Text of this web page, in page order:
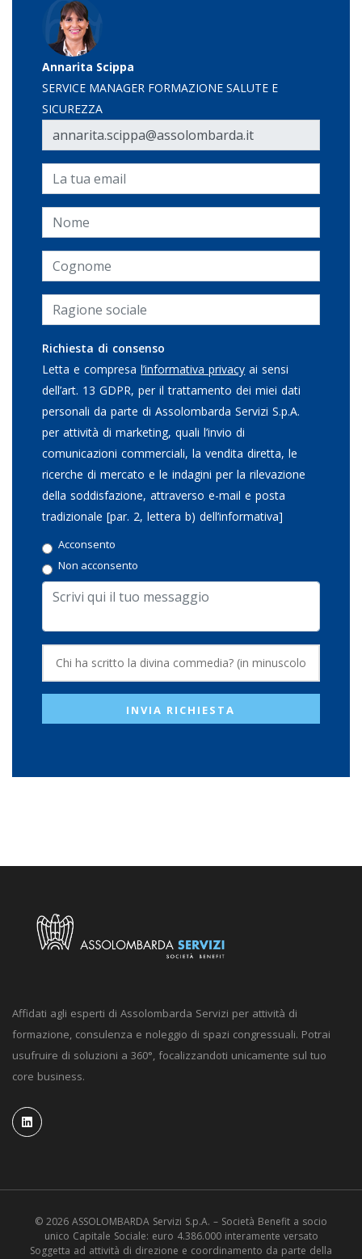
Annarita Scippa
SERVICE MANAGER FORMAZIONE SALUTE E
SICUREZZA
Richiesta di consenso
Letta e compresal’informativa privacy ai sensi
dell’art. 13 GDPR, per il trattamento dei miei dati
personali da parte di Assolombarda Servizi S.p.A.
per attività di marketing, quali l’invio di
comunicazioni commerciali, la vendita diretta, le
ricerche di mercato e le indagini per la rilevazione
della soddisfazione, attraverso e-mail e posta
tradizionale [par. 2, lettera b) dell’informativa]
Acconsento
Non acconsento
INVIA RICHIESTA
Affidati agli esperti di Assolombarda Servizi per attività di
formazione, consulenza e noleggio di spazi congressuali. Potrai
usufruire di soluzioni a 360°, focalizzandoti unicamente sul tuo
core business.
© 2026 ASSOLOMBARDA Servizi S.p.A. – Società Benefit a socio
unico Capitale Sociale: euro 4.386.000 interamente versato
Soggetta ad attività di direzione e coordinamento da parte della